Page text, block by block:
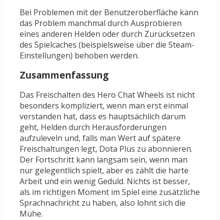
Bei Problemen mit der Benutzeroberfläche kann
das Problem manchmal durch Ausprobieren
eines anderen Helden oder durch Zurücksetzen
des Spielcaches (beispielsweise über die Steam-
Einstellungen) behoben werden.
Zusammenfassung
Das Freischalten des Hero Chat Wheels ist nicht
besonders kompliziert, wenn man erst einmal
verstanden hat, dass es hauptsächlich darum
geht, Helden durch Herausforderungen
aufzuleveln und, falls man Wert auf spätere
Freischaltungen legt, Dota Plus zu abonnieren.
Der Fortschritt kann langsam sein, wenn man
nur gelegentlich spielt, aber es zählt die harte
Arbeit und ein wenig Geduld. Nichts ist besser,
als im richtigen Moment im Spiel eine zusätzliche
Sprachnachricht zu haben, also lohnt sich die
Mühe.